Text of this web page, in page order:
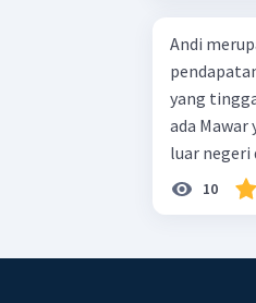
Andi
pendapatan Rp6.700.000,00. Sementara Lula merupakan warga negara
yang tinggal dan bekerja di
ada Mawar yang
luar negeri
10